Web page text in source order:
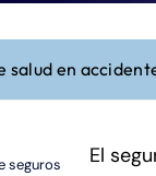
salud en
seguros
El